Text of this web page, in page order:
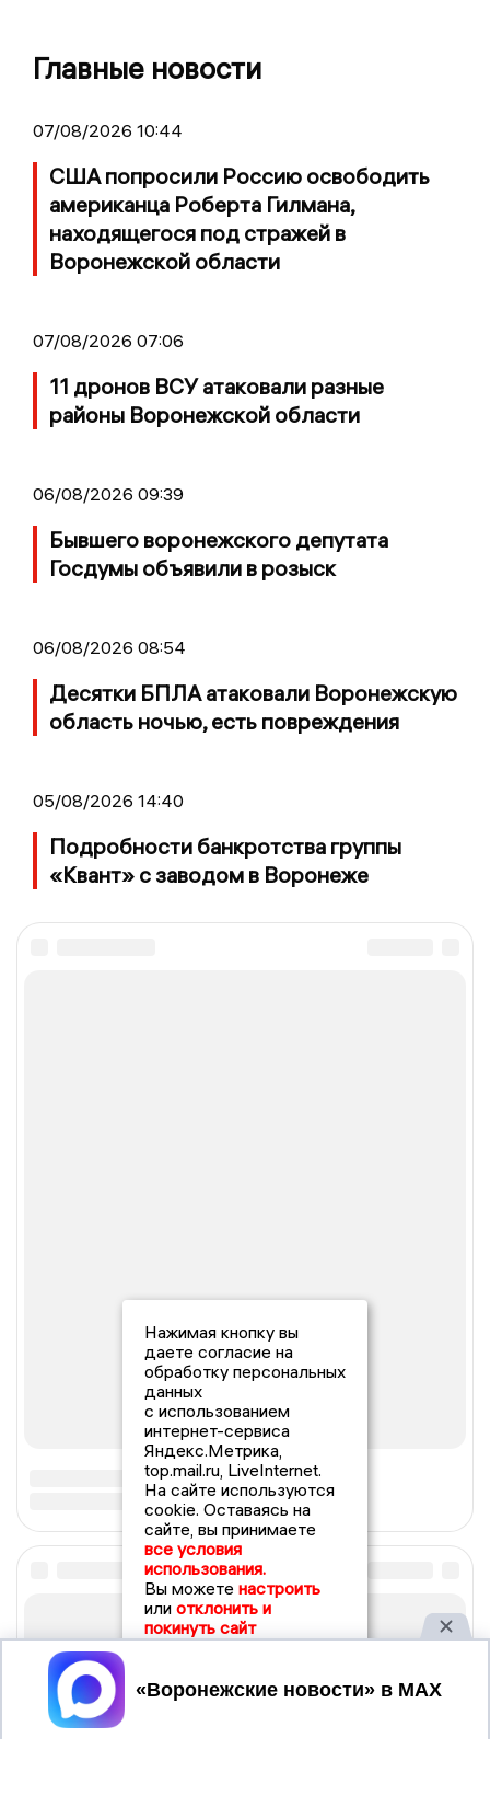
Главные новости
07/08/2026 10:44
США попросили Россию освободить
американца Роберта Гилмана,
находящегося под стражей в
Воронежской области
07/08/2026 07:06
11 дронов ВСУ атаковали разные
районы Воронежской области
06/08/2026 09:39
Бывшего воронежского депутата
Госдумы объявили в розыск
06/08/2026 08:54
Десятки БПЛА атаковали Воронежскую
область ночью, есть повреждения
05/08/2026 14:40
Подробности банкротства группы
«Квант» с заводом в Воронеже
Нажимая кнопку вы
даете согласие на
обработку персональных
данных
с использованием
интернет-сервиса
Яндекс.Метрика,
top.mail.ru, LiveInternet.
На сайте используются
cookie. Оставаясь на
сайте, вы принимаете
все условия
использования.
Вы можете настроить
или отклонить и
покинуть сайт
Принять